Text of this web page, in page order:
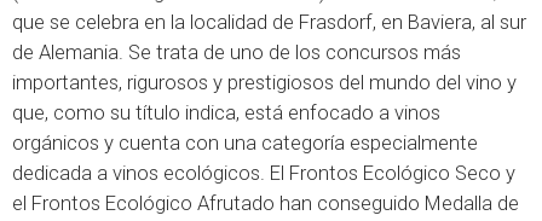
que se celebra en la localidad de Frasdorf, en Baviera, al sur
de Alemania. Se trata de uno de los concursos más
importantes, rigurosos y prestigiosos del mundo del vino y
que, como su título indica, está enfocado a vinos
orgánicos y cuenta con una categoría especialmente
dedicada a vinos ecológicos. El Frontos Ecológico Seco y
el Frontos Ecológico Afrutado han conseguido Medalla de